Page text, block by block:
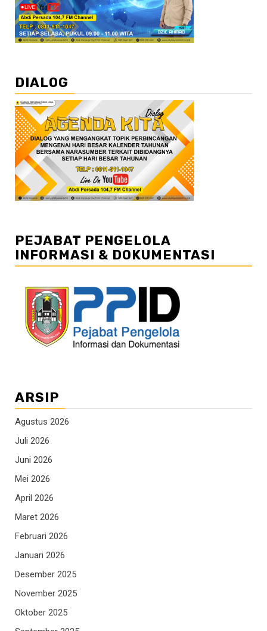
DIALOG
PEJABAT PENGELOLA
INFORMASI & DOKUMENTASI
ARSIP
Agustus 2026
Juli 2026
Juni 2026
Mei 2026
April 2026
Maret 2026
Februari 2026
Januari 2026
Desember 2025
November 2025
Oktober 2025